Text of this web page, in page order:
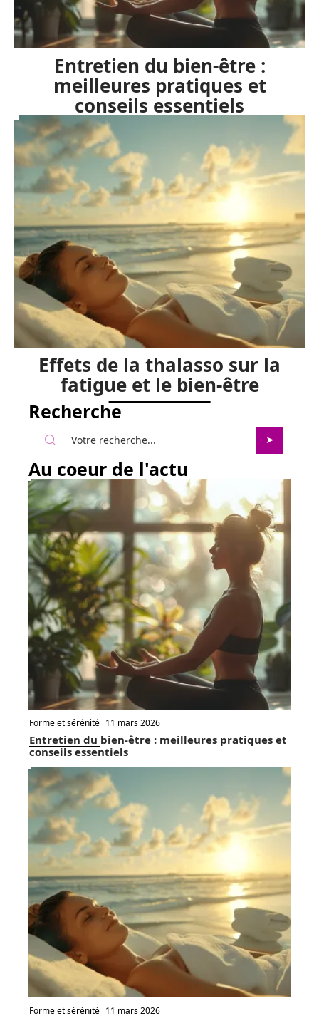
Entretien du bien-être :
meilleures pratiques et
conseils essentiels
Effets de la thalasso sur la
fatigue et le bien-être
Recherche
Au coeur de l'actu
Forme et sérénité 11 mars 2026
Entretien du bien-être : meilleures pratiques et
conseils essentiels
Forme et sérénité 11 mars 2026